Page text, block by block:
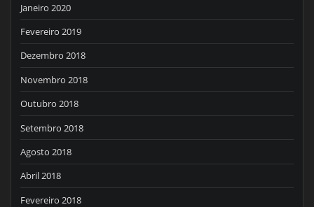
Janeiro 2020
Fevereiro 2019
Dezembro 2018
Novembro 2018
Outubro 2018
Setembro 2018
Agosto 2018
Abril 2018
Fevereiro 2018